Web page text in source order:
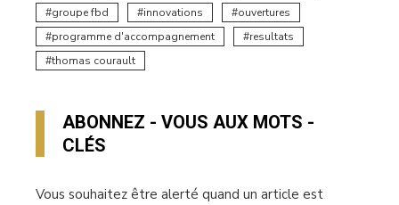
groupe fbd
innovations
ouvertures
programme d'accompagnement
resultats
thomas courault
ABONNEZ - VOUS AUX MOTS -
CLÉS
Vous souhaitez être alerté quand un article est